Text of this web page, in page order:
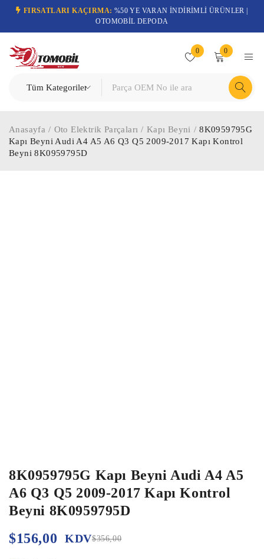
FIRSATLARI KAÇIRMA: %50 YE VARAN İNDİRİMLİ ÜRÜNLER |
OTOMOBİL DEPODA
0 0
Anasayfa / Oto Elektrik Parçaları / Kapı Beyni / 8K0959795G
Kapı Beyni Audi A4 A5 A6 Q3 Q5 2009-2017 Kapı Kontrol
Beyni 8K0959795D
8K0959795G Kapı Beyni Audi A4 A5
A6 Q3 Q5 2009-2017 Kapı Kontrol
Beyni 8K0959795D
$356,00
$156,00 KDV